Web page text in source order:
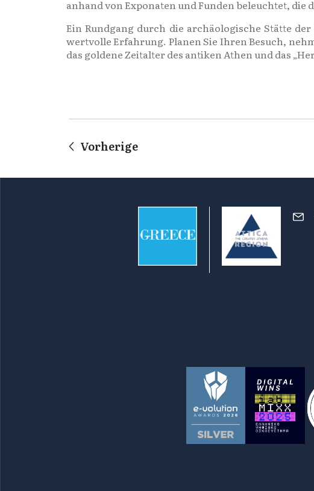
anhand von Exponaten und Funden beleuchtet,
Ein Rundgang durch die archäologische Stätte
wertvolle Erfahrung. Planen Sie Ihren Besuch,
das goldene Zeitalter des antiken Athen und das
Vorherige